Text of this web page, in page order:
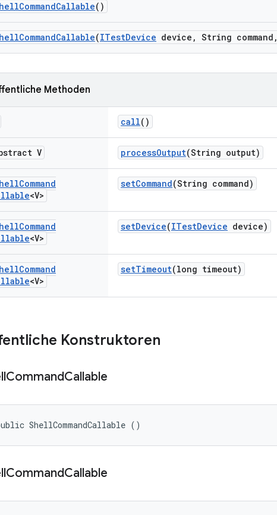
CommandCallable()
CommandCallable(ITestDevice device , String command ,
Methoden
call()
V processOutput(String output)
Command
<V>
setCommand(String command)
Command
<V>
setDevice(ITestDevice device)
Command
<V>
setTimeout(long timeout)
Konstruktoren
CommandCallable
ShellCommandCallable ()
CommandCallable